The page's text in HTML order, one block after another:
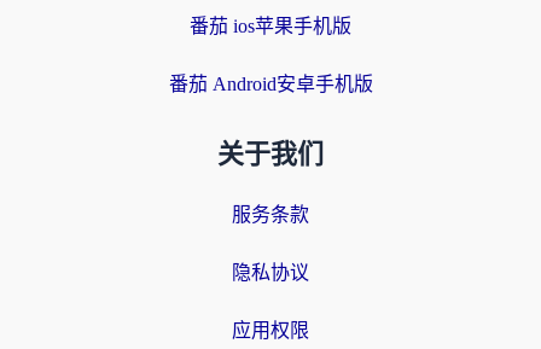
番茄 ios苹果手机版
番茄 Android安卓手机版
关于我们
服务条款
隐私协议
应用权限